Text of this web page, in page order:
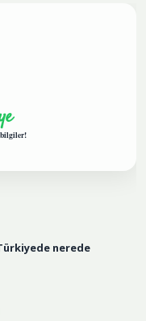
bilgiler!
nerede